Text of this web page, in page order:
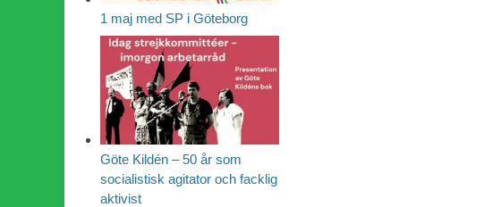
1 maj med SP i Göteborg
Göte Kildén – 50 år som
socialistisk agitator och facklig
aktivist